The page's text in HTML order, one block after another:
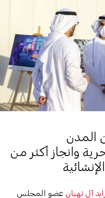
المدن
وانجاز أكثر من
الإنشائية
آل نهيان عضو المجلس